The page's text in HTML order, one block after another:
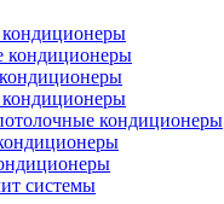
кондиционеры
кондиционеры
системы